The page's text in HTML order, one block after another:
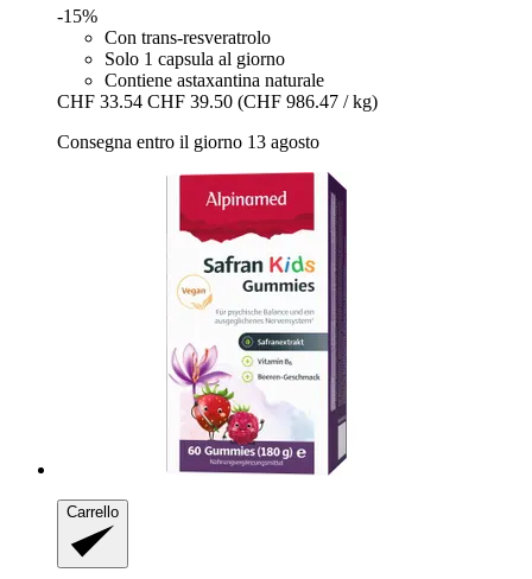
-15%
Con trans-resveratrolo
Solo 1 capsula al giorno
Contiene astaxantina naturale
CHF 33.54 CHF 39.50 (CHF 986.47 / kg)
Consegna entro il giorno 13 agosto
Carrello